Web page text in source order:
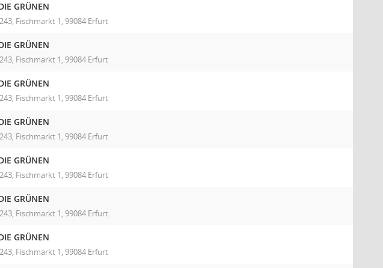
GRÜNEN
Fischmarkt 1, 99084 Erfurt
GRÜNEN
Fischmarkt 1, 99084 Erfurt
GRÜNEN
Fischmarkt 1, 99084 Erfurt
GRÜNEN
Fischmarkt 1, 99084 Erfurt
GRÜNEN
Fischmarkt 1, 99084 Erfurt
GRÜNEN
Fischmarkt 1, 99084 Erfurt
GRÜNEN
Fischmarkt 1, 99084 Erfurt